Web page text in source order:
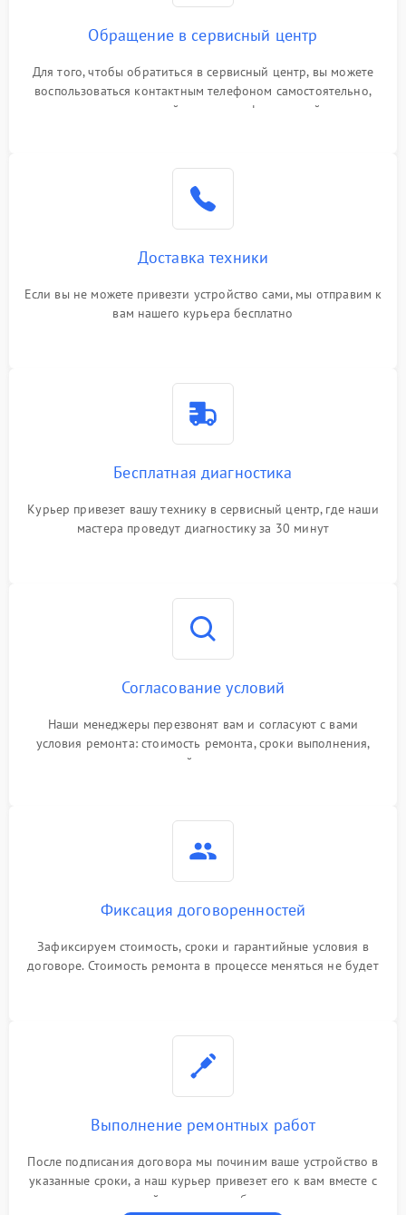
Обращение в сервисный центр
Для того, чтобы обратиться в сервисный центр, вы можете
воспользоваться контактным телефоном самостоятельно,
или оставить свой номер телефона на сайте
Доставка техники
Если вы не можете привезти устройство сами, мы отправим к
вам нашего курьера бесплатно
Бесплатная диагностика
Курьер привезет вашу технику в сервисный центр, где наши
мастера проведут диагностику за 30 минут
Согласование условий
Наши менеджеры перезвонят вам и согласуют с вами
условия ремонта: стоимость ремонта, сроки выполнения,
гарантийные условия
Фиксация договоренностей
Зафиксируем стоимость, сроки и гарантийные условия в
договоре. Стоимость ремонта в процессе меняться не будет
Выполнение ремонтных работ
После подписания договора мы починим ваше устройство в
указанные сроки, а наш курьер привезет его к вам вместе с
гарантийным талоном бесплатно